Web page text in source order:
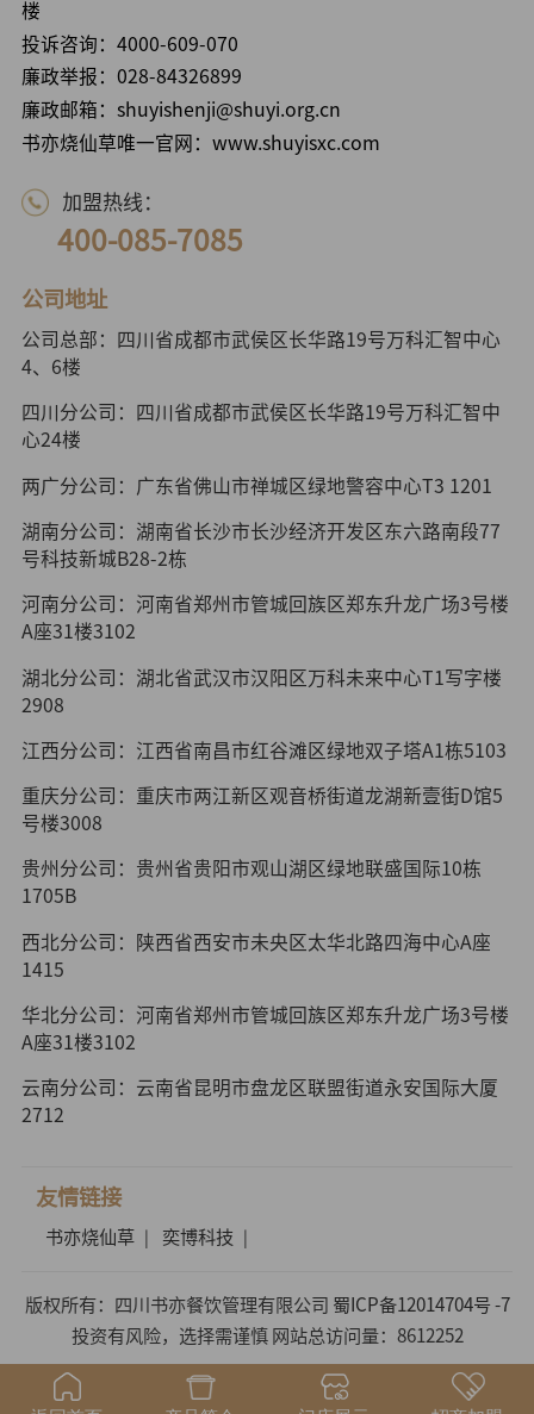
楼
投诉咨询： 4000-609-070
廉政举报： 028-84326899
廉政邮箱：shuyishenji@shuyi.org.cn
书亦烧仙草唯一官网：www.shuyisxc.com
加盟热线：
400-085-7085
公司地址
公司总部：四川省成都市武侯区长华路19号万科汇智中心
4、6楼
四川分公司：四川省成都市武侯区长华路19号万科汇智中
心24楼
两广分公司：广东省佛山市禅城区绿地警容中心T3 1201
湖南分公司：湖南省长沙市长沙经济开发区东六路南段77
号科技新城B28-2栋
河南分公司：河南省郑州市管城回族区郑东升龙广场3号楼
A座31楼3102
湖北分公司：湖北省武汉市汉阳区万科未来中心T1写字楼
2908
江西分公司：江西省南昌市红谷滩区绿地双子塔A1栋5103
重庆分公司：重庆市两江新区观音桥街道龙湖新壹街D馆5
号楼3008
贵州分公司：贵州省贵阳市观山湖区绿地联盛国际10栋
1705B
西北分公司：陕西省西安市未央区太华北路四海中心A座
1415
华北分公司：河南省郑州市管城回族区郑东升龙广场3号楼
A座31楼3102
云南分公司：云南省昆明市盘龙区联盟街道永安国际大厦
2712
友情链接
书亦烧仙草 奕博科技
版权所有：四川书亦餐饮管理有限公司 蜀ICP备12014704号 -7
投资有风险，选择需谨慎 网站总访问量：8612252